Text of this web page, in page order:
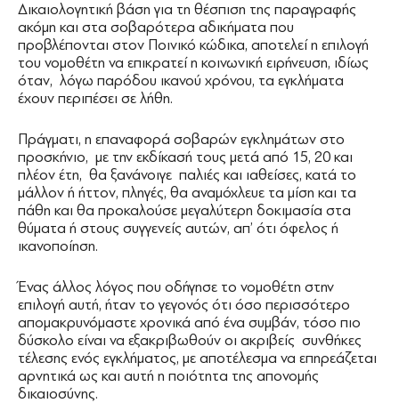
Δικαιολογητική βάση για τη θέσπιση της παραγραφής
ακόμη και στα σοβαρότερα αδικήματα που
προβλέπονται στον Ποινικό κώδικα, αποτελεί η επιλογή
του νομοθέτη να επικρατεί η κοινωνική ειρήνευση, ιδίως
όταν, λόγω παρόδου ικανού χρόνου, τα εγκλήματα
έχουν περιπέσει σε λήθη.
Πράγματι, η επαναφορά σοβαρών εγκλημάτων στο
προσκήνιο, με την εκδίκασή τους μετά από 15, 20 και
πλέον έτη, θα ξανάνοιγε παλιές και ιαθείσες, κατά το
μάλλον ή ήττον, πληγές, θα αναμόχλευε τα μίση και τα
πάθη και θα προκαλούσε μεγαλύτερη δοκιμασία στα
θύματα ή στους συγγενείς αυτών, απ’ ότι όφελος ή
ικανοποίηση.
Ένας άλλος λόγος που οδήγησε το νομοθέτη στην
επιλογή αυτή, ήταν το γεγονός ότι όσο περισσότερο
απομακρυνόμαστε χρονικά από ένα συμβάν, τόσο πιο
δύσκολο είναι να εξακριβωθούν οι ακριβείς συνθήκες
τέλεσης ενός εγκλήματος, με αποτέλεσμα να επηρεάζεται
αρνητικά ως και αυτή η ποιότητα της απονομής
δικαιοσύνης.